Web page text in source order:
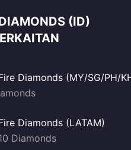
(ID)
Free Fire Diamonds (MY/SG/
Diamonds (LATAM)
Diamonds